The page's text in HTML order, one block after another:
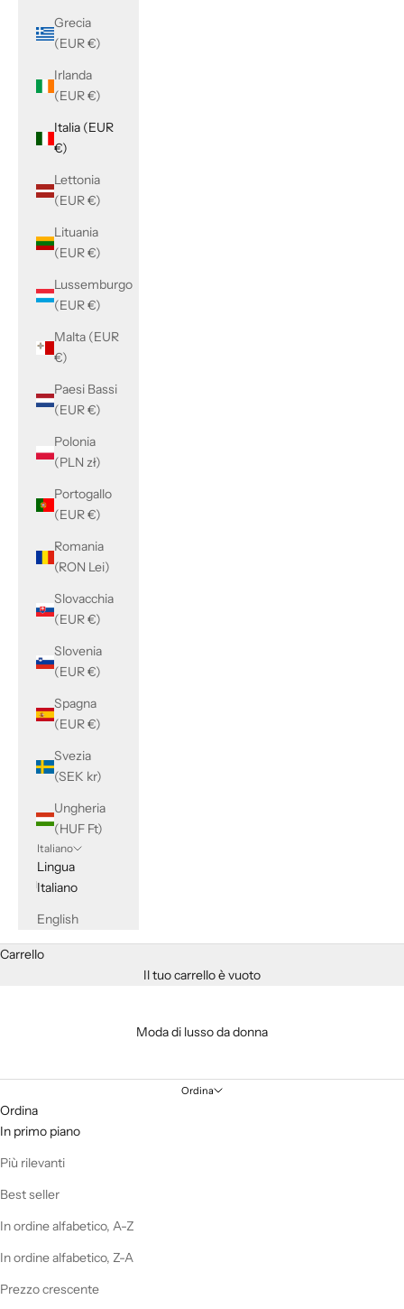
Grecia
(EUR €)
Irlanda
(EUR €)
Italia (EUR
€)
Lettonia
(EUR €)
Lituania
(EUR €)
Lussemburgo
(EUR €)
Malta (EUR
€)
Paesi Bassi
(EUR €)
Polonia
(PLN zł)
Portogallo
(EUR €)
Romania
(RON Lei)
Slovacchia
(EUR €)
Slovenia
(EUR €)
Spagna
(EUR €)
Svezia
(SEK kr)
Ungheria
(HUF Ft)
Italiano
Lingua
Italiano
English
Carrello
Il tuo carrello è vuoto
Moda di lusso da donna
Ordina
Ordina
In primo piano
Più rilevanti
Best seller
In ordine alfabetico, A-Z
In ordine alfabetico, Z-A
Prezzo crescente